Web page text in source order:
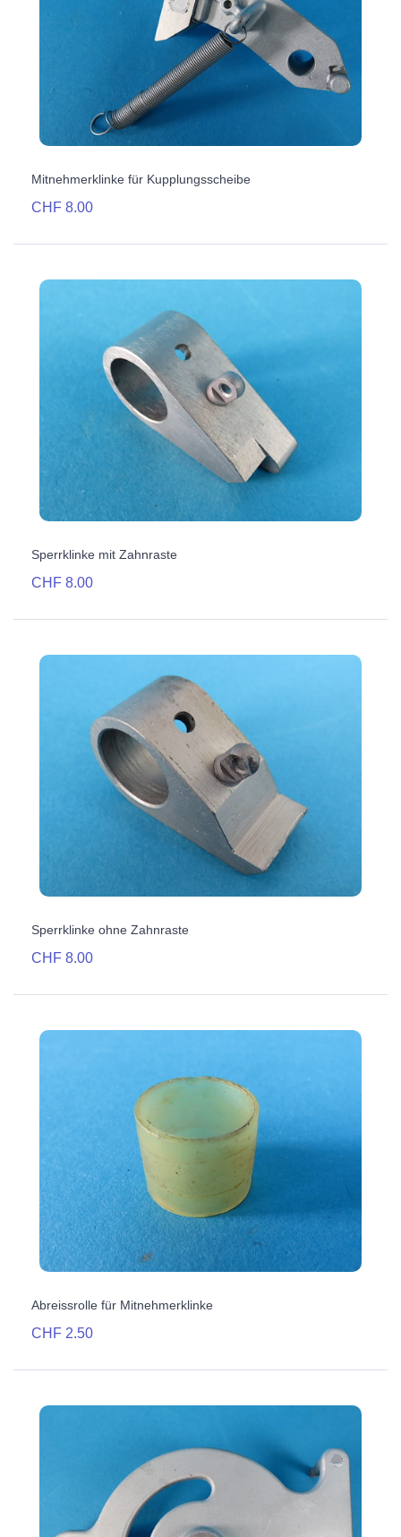
Mitnehmerklinke für Kupplungsscheibe
CHF 8.00
Sperrklinke mit Zahnraste
CHF 8.00
Sperrklinke ohne Zahnraste
CHF 8.00
Abreissrolle für Mitnehmerklinke
CHF 2.50